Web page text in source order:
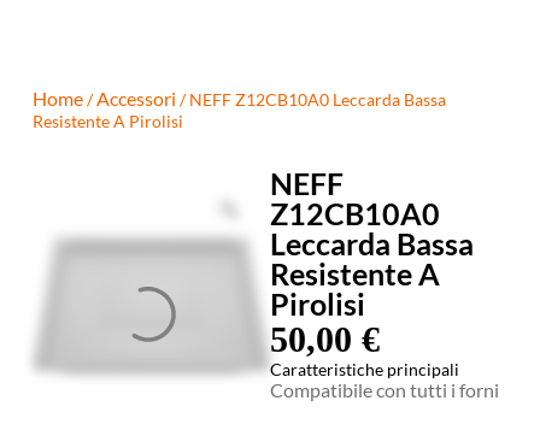
Home/Accessori / NEFF Z12CB10A0 Leccarda Bassa
Resistente A Pirolisi
NEFF
Z12CB10A0
Leccarda Bassa
Resistente A
Pirolisi
50,00 €
Caratteristiche principali
Compatibile con tutti i forni